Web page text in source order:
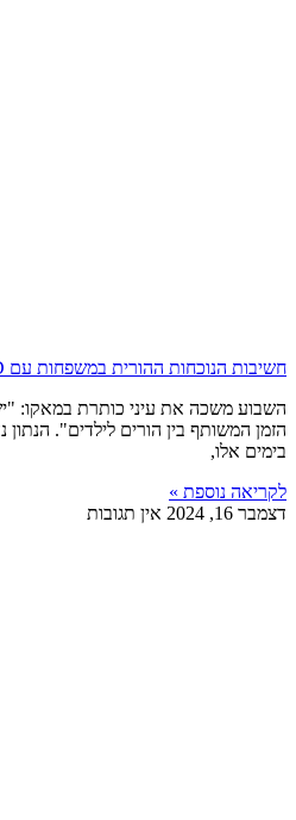
חשיבות הנוכחות ההורית במשפחות עם ADHD
השבוע משכה את עיני כותרת במאקו:
הזמן המשותף בין הורים לילדים".
בימים אלו,
לקריאה נוספת »
דצמבר 16, 2024
אין תגובות